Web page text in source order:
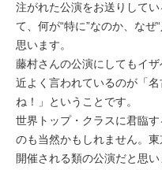
注がれた公演をお送りして
て、何が“特に”なのか、なぜ
思います。
藤村さんの公演にしてもイ
近よく言われているのが「
ね！」ということです。
世界トップ・クラスに君臨
のも当然かもしれません。
開催される類の公演だと思